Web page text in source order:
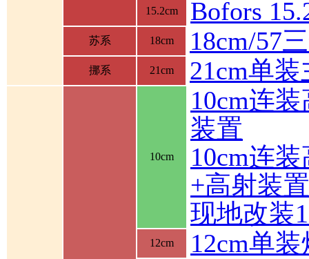
15.2cm Bofors
苏系 18cm 18cm/57
挪系 21cm 21cm单装
10cm
10cm连
装置
10cm连
+高射装
现地改装
12cm 12cm单装